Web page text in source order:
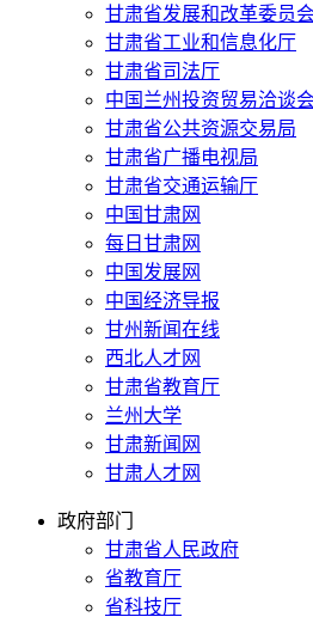
甘肃省发展和改革委员
甘肃省工业和信息化厅
甘肃省司法厅
中国兰州投资贸易洽谈
甘肃省公共资源交易局
甘肃省广播电视局
甘肃省交通运输厅
中国甘肃网
每日甘肃网
中国发展网
中国经济导报
甘州新闻在线
西北人才网
甘肃省教育厅
兰州大学
甘肃新闻网
甘肃人才网
政府部门
甘肃省人民政府
省教育厅
省科技厅